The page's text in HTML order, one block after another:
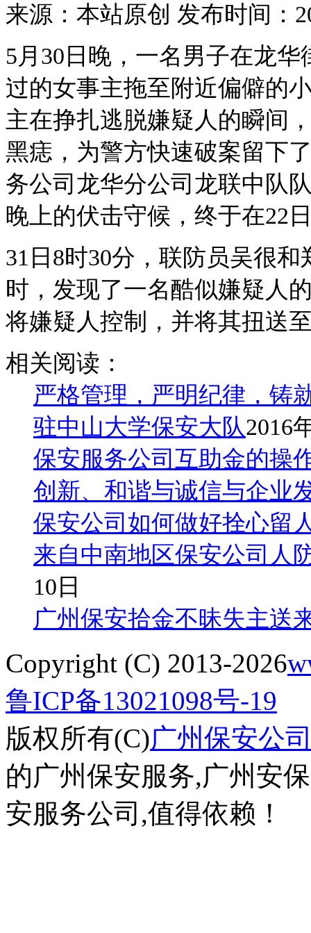
来源：本站原创 发布时间：
5月30日晚，一名男子在龙
过的女事主拖至附近偏僻的
主在挣扎逃脱嫌疑人的瞬间
黑痣，为警方快速破案留下
务公司龙华分公司龙联中队
晚上的伏击守候，终于在22
31日8时30分，联防员吴很
时，发现了一名酷似嫌疑人
将嫌疑人控制，并将其扭送
相关阅读：
严格管理，严明纪律，
驻中山大学保安大队2016
保安服务公司互助金的操
创新、和谐与诚信与企业
保安公司如何做好拴心留
来自中南地区保安公司人
10日
广州保安拾金不昧失主送
Copyright (C) 2013-2026
鲁ICP备13021098号-19
版权所有(C)广州保安公
的广州保安服务,广州安
安服务公司,值得依赖！